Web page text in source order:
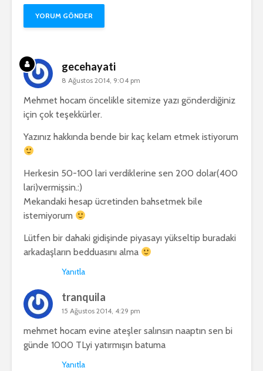
gecehayati
8 Ağustos 2014, 9:04 pm
Mehmet hocam öncelikle sitemize yazı gönderdiğiniz
için çok teşekkürler.
Yazınız hakkında bende bir kaç kelam etmek istiyorum
Herkesin 50-100 lari verdiklerine sen 200 dolar(400
lari)vermişsin.:)
Mekandaki hesap ücretinden bahsetmek bile
istemiyorum
Lütfen bir dahaki gidişinde piyasayı yükseltip buradaki
arkadaşların bedduasını alma
Yanıtla
tranquila
15 Ağustos 2014, 4:29 pm
mehmet hocam evine ateşler salınsın naaptın sen bi
günde 1000 TLyi yatırmışın batuma
Yanıtla